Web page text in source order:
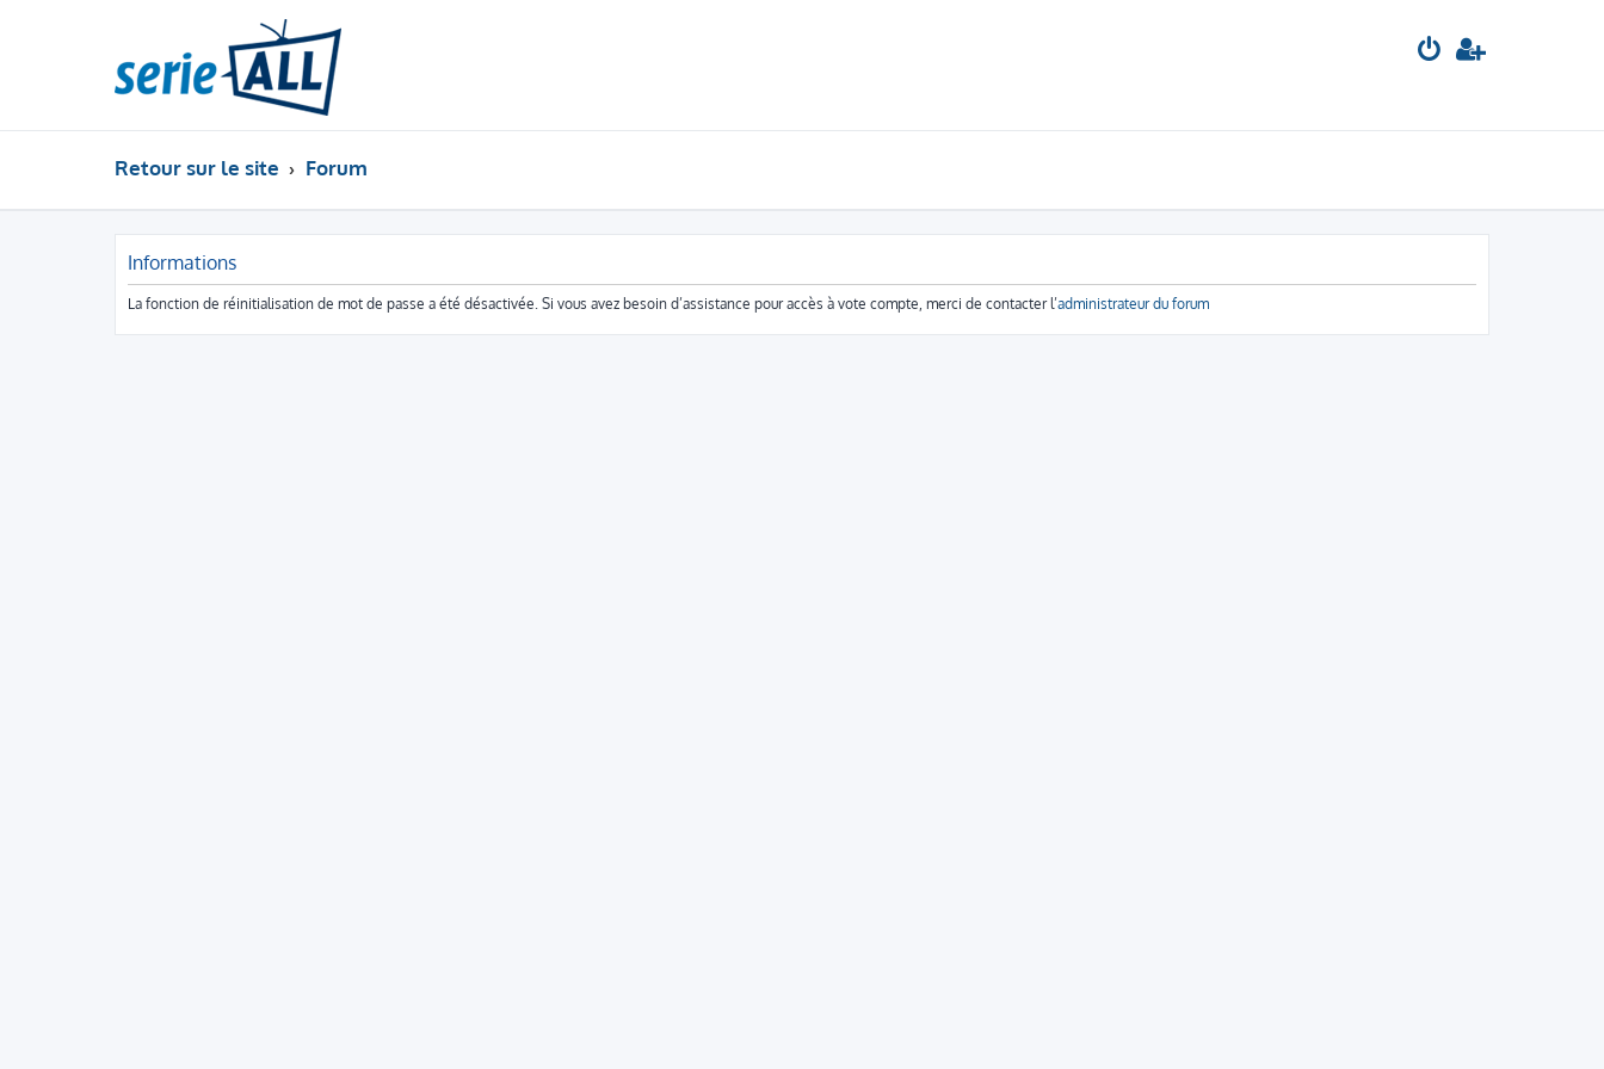
Retour sur le site Forum
Informations
La fonction de réinitialisation de mot de passe a été désactivée. Si vous avez besoin d’assistance pour accès à vote compte, merci de contacter l’administrateur du forum